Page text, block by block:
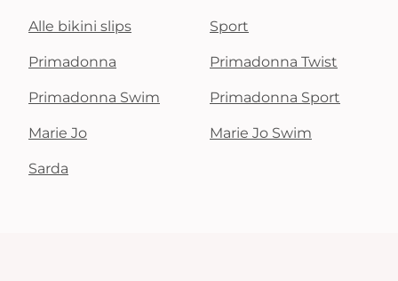
Alle bikini slips Sport
Primadonna Primadonna Twist
Primadonna Swim Primadonna Sport
Marie Jo Marie Jo Swim
Sarda